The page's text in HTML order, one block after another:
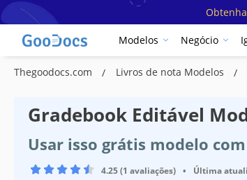
Modelos Negócio
Thegoodocs.com Livros de nota Modelos
Gradebook Editável
Usar isso grátis modelo
4.25 (1 avaliações) • Última